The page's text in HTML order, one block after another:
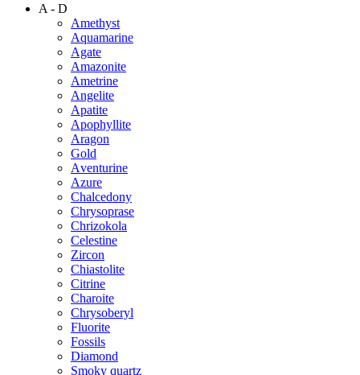
A - D
Amethyst
Aquamarine
Agate
Amazonite
Ametrine
Angelite
Apatite
Apophyllite
Aragon
Gold
Аventurine
Azure
Chalcedony
Chrysoprase
Chrizokola
Celestine
Zircon
Chiastolite
Citrine
Charoite
Chrysoberyl
Fluorite
Fossils
Diamond
Smoky quartz